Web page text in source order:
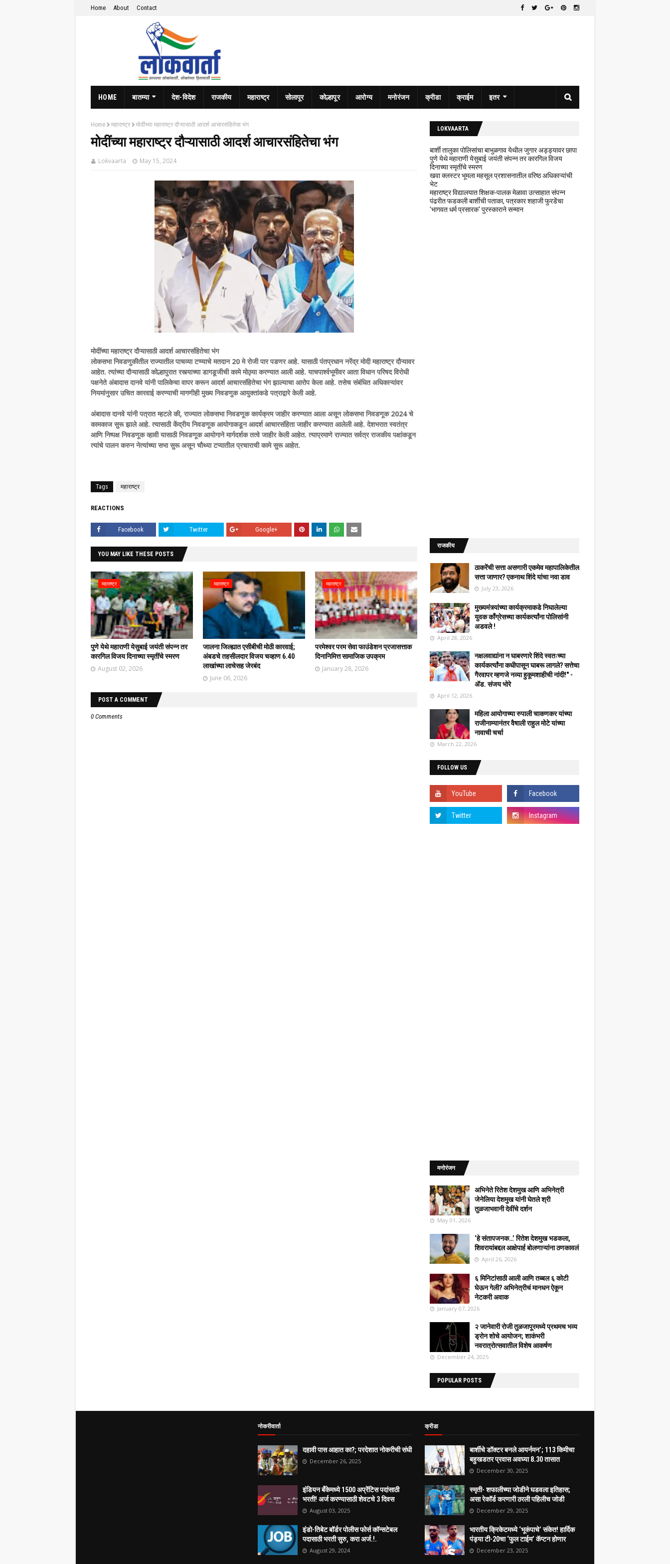
Home About Contact
HOME बातम्या देश-विदेश राजकीय महाराष्ट्र सोलापूर कोल्हापूर आरोग्य मनोरंजन क्रीडा क्राईम इतर
Home महाराष्ट्र मोदींच्या महाराष्ट्र दौऱ्यासाठी आदर्श आचारसंहितेचा भंग
मोदींच्या महाराष्ट्र दौऱ्यासाठी आदर्श आचारसंहितेचा भंग
Lokvaarta May 15, 2024
मोदींच्या महाराष्ट्र दौऱ्यासाठी आदर्श आचारसंहितेचा भंग
लोकसभा निवडणुकीतील राज्यातील पाचव्या टप्प्याचे मतदान 20 मे रोजी पार पडणर आहे. यासाठी पंतप्रधान नरेंद्र मोदी महाराष्ट्र दौऱ्यावर
आहेत. त्यांच्या दौऱ्यासाठी कोल्हापुरात रस्त्याच्या डागडूजीची कामे मोठ्या करण्यात आली आहे. याचपार्श्वभूमीवर आता विधान परिषद विरोधी
पक्षनेते अंबादास दानवे यांनी पालिकेचा वापर करून आदर्श आचारसंहितेचा भंग झाल्याचा आरोप केला आहे. तसेच संबंधित अधिकाऱ्यांवर
नियमांनुसार उचित कारवाई करण्याची मागणीही मुख्य निवडणुक आयुक्तांकडे पत्राद्वारे केली आहे.
अंबादास दानवे यांनी पत्रात म्हटले की, राज्यात लोकसभा निवडणूक कार्यक्रम जाहीर करण्यात आला असून लोकसभा निवडणूक 2024 चे
कामकाज सुरू झाले आहे. त्यासाठी केंद्रीय निवडणूक आयोगाकडून आदर्श आचारसंहिता जाहीर करण्यात आलेली आहे. देशभरात स्वतंत्र
आणि निष्पक्ष निवडणूक व्हावी यासाठी निवडणूक आयोगाने मार्गदर्शक तत्वे जाहीर केली आहेत. त्याप्रमाणे राज्यात सर्वत्र राजकीय पक्षांकडून
त्यांचे पालन करुन नेत्यांच्या सभा सुरू असून चौथ्या टप्यातील प्रचाराची कामे सुरू आहेत.
Tags महाराष्ट्र
REACTIONS
Facebook Twitter Google+
YOU MAY LIKE THESE POSTS
महाराष्ट्र
पुणे येथे महाराणी येसुबाई जयंती संपन्न तर
कारगिल विजय दिनाच्या स्मृतींचे स्मरण
August 02, 2026
महाराष्ट्र
जालना जिल्ह्यात एसीबीची मोठी कारवाई;
अंबडचे तहसीलदार विजय चव्हाण 6.40
लाखांच्या लाचेसह जेरबंद
June 06, 2026
महाराष्ट्र
परमेश्वर परम सेवा फाउंडेशन प्रजासत्ताक
दिनानिमित्त सामाजिक उपक्रम
January 28, 2026
POST A COMMENT
0 Comments
LOKVAARTA
बार्शी तालुका पोलिसांचा बाभुळगाव येथील जुगार अड्ड्यावर छापा
पुणे येथे महाराणी येसुबाई जयंती संपन्न तर कारगिल विजय
दिनाच्या स्मृतींचे स्मरण
खवा क्लस्टर भूमला महसूल प्रशासनातील वरिष्ठ अधिकाऱ्यांची
भेट
महाराष्ट्र विद्यालयात शिक्षक-पालक मेळावा उत्साहात संपन्न
पंढरीत फडकली बार्शीची पताका, पत्रकार शहाजी फुरडेंचा
'भागवत धर्म प्रसारक' पुरस्काराने सन्मान
राजकीय
ठाकरेंची सत्ता असणारी एकमेव महापालिकेतील
सत्ता जाणार? एकनाथ शिंदे यांचा नवा डाव
July 23, 2026
मुख्यमंत्र्यांच्या कार्यक्रमाकडे निघालेल्या
युवक काँग्रेसच्या कार्यकर्त्यांना पोलिसांनी
अडवले !
April 28, 2026
नक्षलवाद्यांना न घाबरणारे शिंदे स्वतःच्या
कार्यकर्त्यांना कधीपासून घाबरू लागले? सत्तेचा
गैरवापर म्हणजे नव्या हुकूमशाहीची नांदी!" -
ॲड. संजय भोरे
April 12, 2026
महिला आयोगाच्या रुपाली चाकणकर यांच्या
राजीनाम्यानंतर वैषाली राहुल मोटे यांच्या
नावाची चर्चा
March 22, 2026
FOLLOW US
मनोरंजन
अभिनेते रितेश देशमुख आणि अभिनेत्री
जेनेलिया देशमुख यांनी घेतले श्री
तुळजाभवानी देवींचे दर्शन
May 01, 2026
‘हे संतापजनक…’ रितेश देशमुख भडकला,
शिवरायांबद्दल आक्षेपार्ह बोलणाऱ्यांना ठणकावलं
April 26, 2026
६ मिनिटांसाठी आली आणि तब्बल ६ कोटी
घेऊन गेली? अभिनेत्रीचं मानधन ऐकून
नेटकरी अवाक
January 07, 2026
२ जानेवारी रोजी तुळजापूरमध्ये प्रथमच भव्य
ड्रोन शोचे आयोजन; शाकंभरी
नवरात्रोत्सवातील विशेष आकर्षण
December 24, 2025
POPULAR POSTS
नोकरीवार्ता
दहावी पास आहात का?; परदेशात नोकरीची संधी
December 26, 2025
इंडियन बँकेमध्ये 1500 अप्रेंटिस पदांसाठी
भरती! अर्ज करण्यासाठी शेवटचे 3 दिवस
August 03, 2025
इंडो-तिबेट बॉर्डर पोलीस फोर्स कॉन्सटेबल
पदासाठी भरती सुरु, करा अर्ज.!.
August 29, 2024
क्रीडा
बार्शीचे डॉक्टर बनले आयर्नमन’; 113 किमीचा
बहुखडतर प्रवास अवघ्या 8.30 तासात
December 30, 2025
स्मृती- शफालीच्या जोडीने घडवला इतिहास;
असा रेकॉर्ड करणारी ठरली पहिलीच जोडी
December 29, 2025
भारतीय क्रिकेटमध्ये ‘भूकंपाचे’ संकेत! हार्दिक
पंड्या टी-20चा ‘फुल टाईम’ कॅप्टन होणार
December 23, 2025